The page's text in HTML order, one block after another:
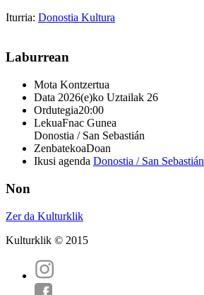
Iturria: Donostia Kultura
Laburrean
Mota Kontzertua
Data 2026(e)ko Uztailak 26
Ordutegia20:00
LekuaFnac Gunea
Donostia / San Sebastián
ZenbatekoaDoan
Ikusi agenda Donostia / San Sebastián
Non
Zer da Kulturklik
Kulturklik © 2015